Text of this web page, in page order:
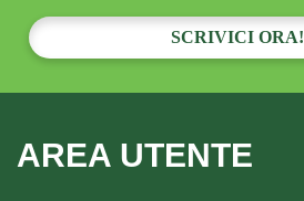
SCRIVICI ORA!
AREA UTENTE